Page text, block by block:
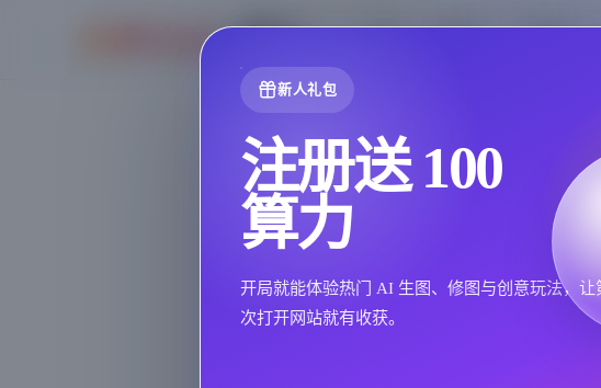
四大场景的
新人礼包
注册送 100
算力
开局就能体验热门 AI 生图、修图与创意玩法，让
次打开网站就有收获。